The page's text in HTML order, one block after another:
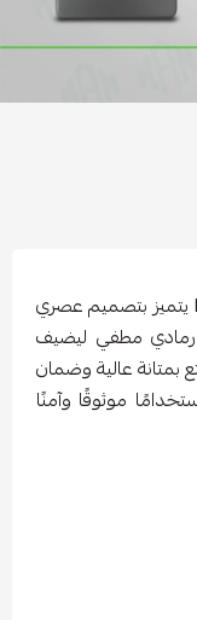
مدخل تلفون رمادي مطفي من شركة MFZ يتميز بتصميم عصري
رمادي مطفي ليضيف
بمتانة عالية وضمان
لك استخدامًا موثوقًا وآمنًا